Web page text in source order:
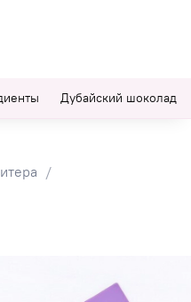
Дубайский шоколад